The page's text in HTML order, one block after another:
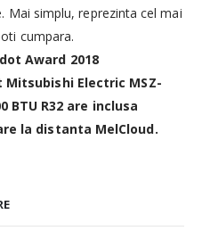
Mai simplu, reprezinta cel mai
cumpara.
Award 2018
Electric MSZ-
BTU R32 are inclusa
la distanta MelCloud.